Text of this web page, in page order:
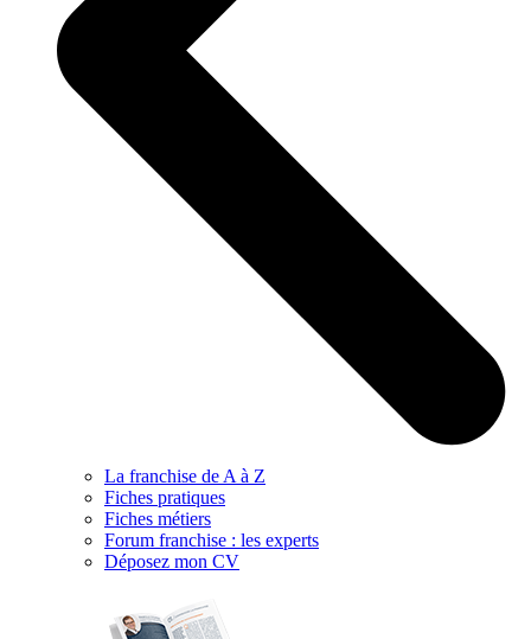
La franchise de A à Z
Fiches pratiques
Fiches métiers
Forum franchise : les experts
Déposez mon CV